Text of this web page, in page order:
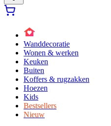
Wanddecoratie
Wonen & werken
Keuken
Buiten
Koffers & rugzakken
Hoezen
Kids
Bestsellers
Nieuw